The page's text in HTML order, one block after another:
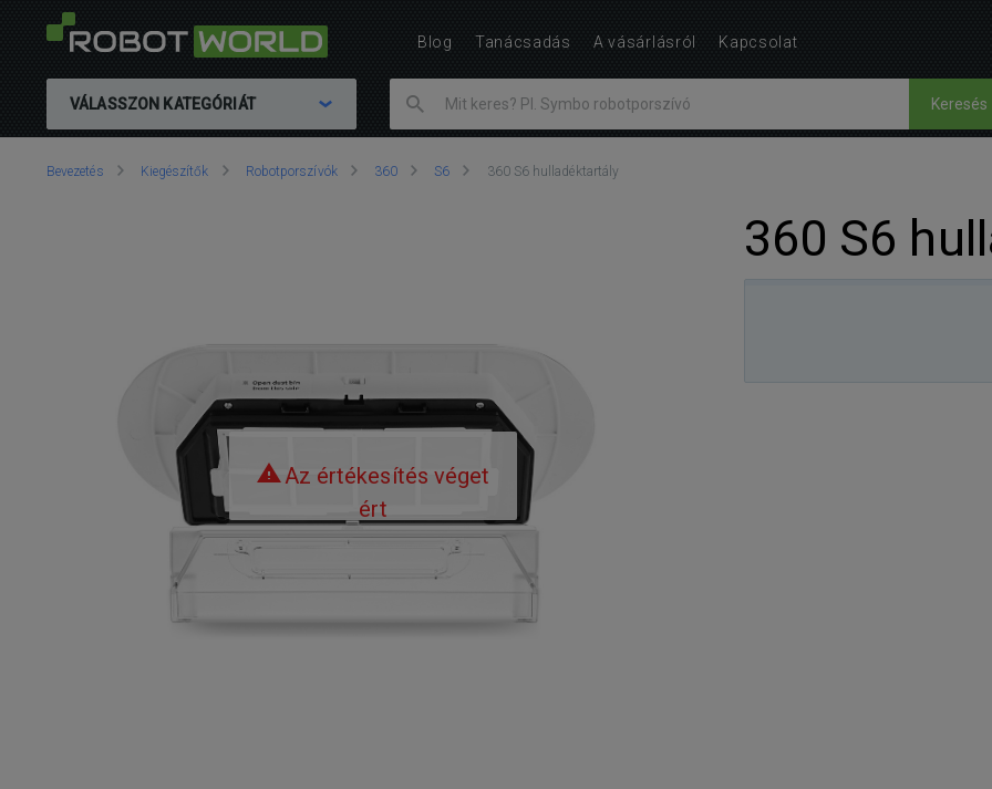
VÁLASSZON KATEGÓRIÁT Keresés
Ön
Bevezetés Kiegészítők Robotporszívók 360 S6 360 S6 hulladéktartály
Az értékesítés véget
ért
360 S6
Blog Tanácsadás A vásárlásról Kapcsolat